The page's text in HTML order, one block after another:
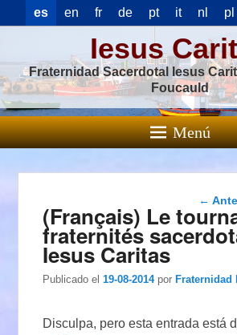
es en fr de pt it nl pl
Iesus
Fraternidad Sacerdotal Iesus
Foucauld
Menú
←
(Français) Le
fraternités
Iesus Caritas
Publicado el 19-08-2014 porFraternidad
Disculpa, pero esta entrada está